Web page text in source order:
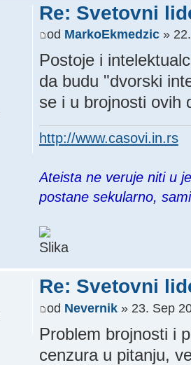
Re: Svetovni
od MarkoEkmedzic»
Postoje i
da budu "dvorski
se i u brojnosti ovih
http://www.casovi.in.rs
Ateista ne veruje niti u
postane sekularno,
Re: Svetovni
od Nevernik» 23. Sep
Problem brojnosti i
cenzura u pitanju,